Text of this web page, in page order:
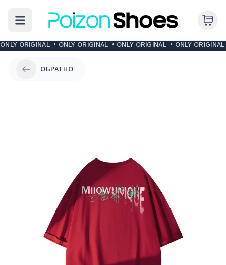
ONLY ORIGINAL • ONLY ORIGINAL • ONLY ORIGINAL • ONLY ORIGINAL
ОБРАТНО